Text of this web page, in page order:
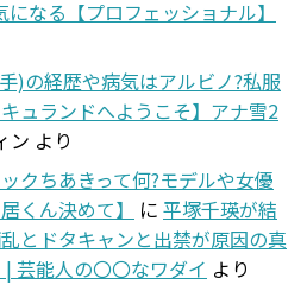
なる【プロフェッショナル】
)の経歴や病気はアルビノ?私服
ュランドへようこそ】アナ雪2
ン より
クちあきって何?モデルや女優
くん決めて】
に 平塚千瑛が結
とドタキャンと出禁が原因の真
芸能人の〇〇なワダイ より